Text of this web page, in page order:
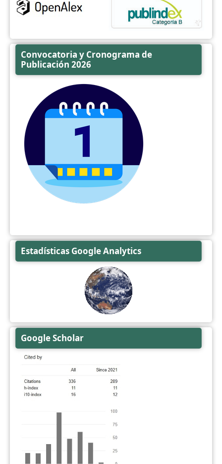
Convocatoria y Cronograma de
Publicación 2026
Estadísticas Google Analytics
Google Scholar